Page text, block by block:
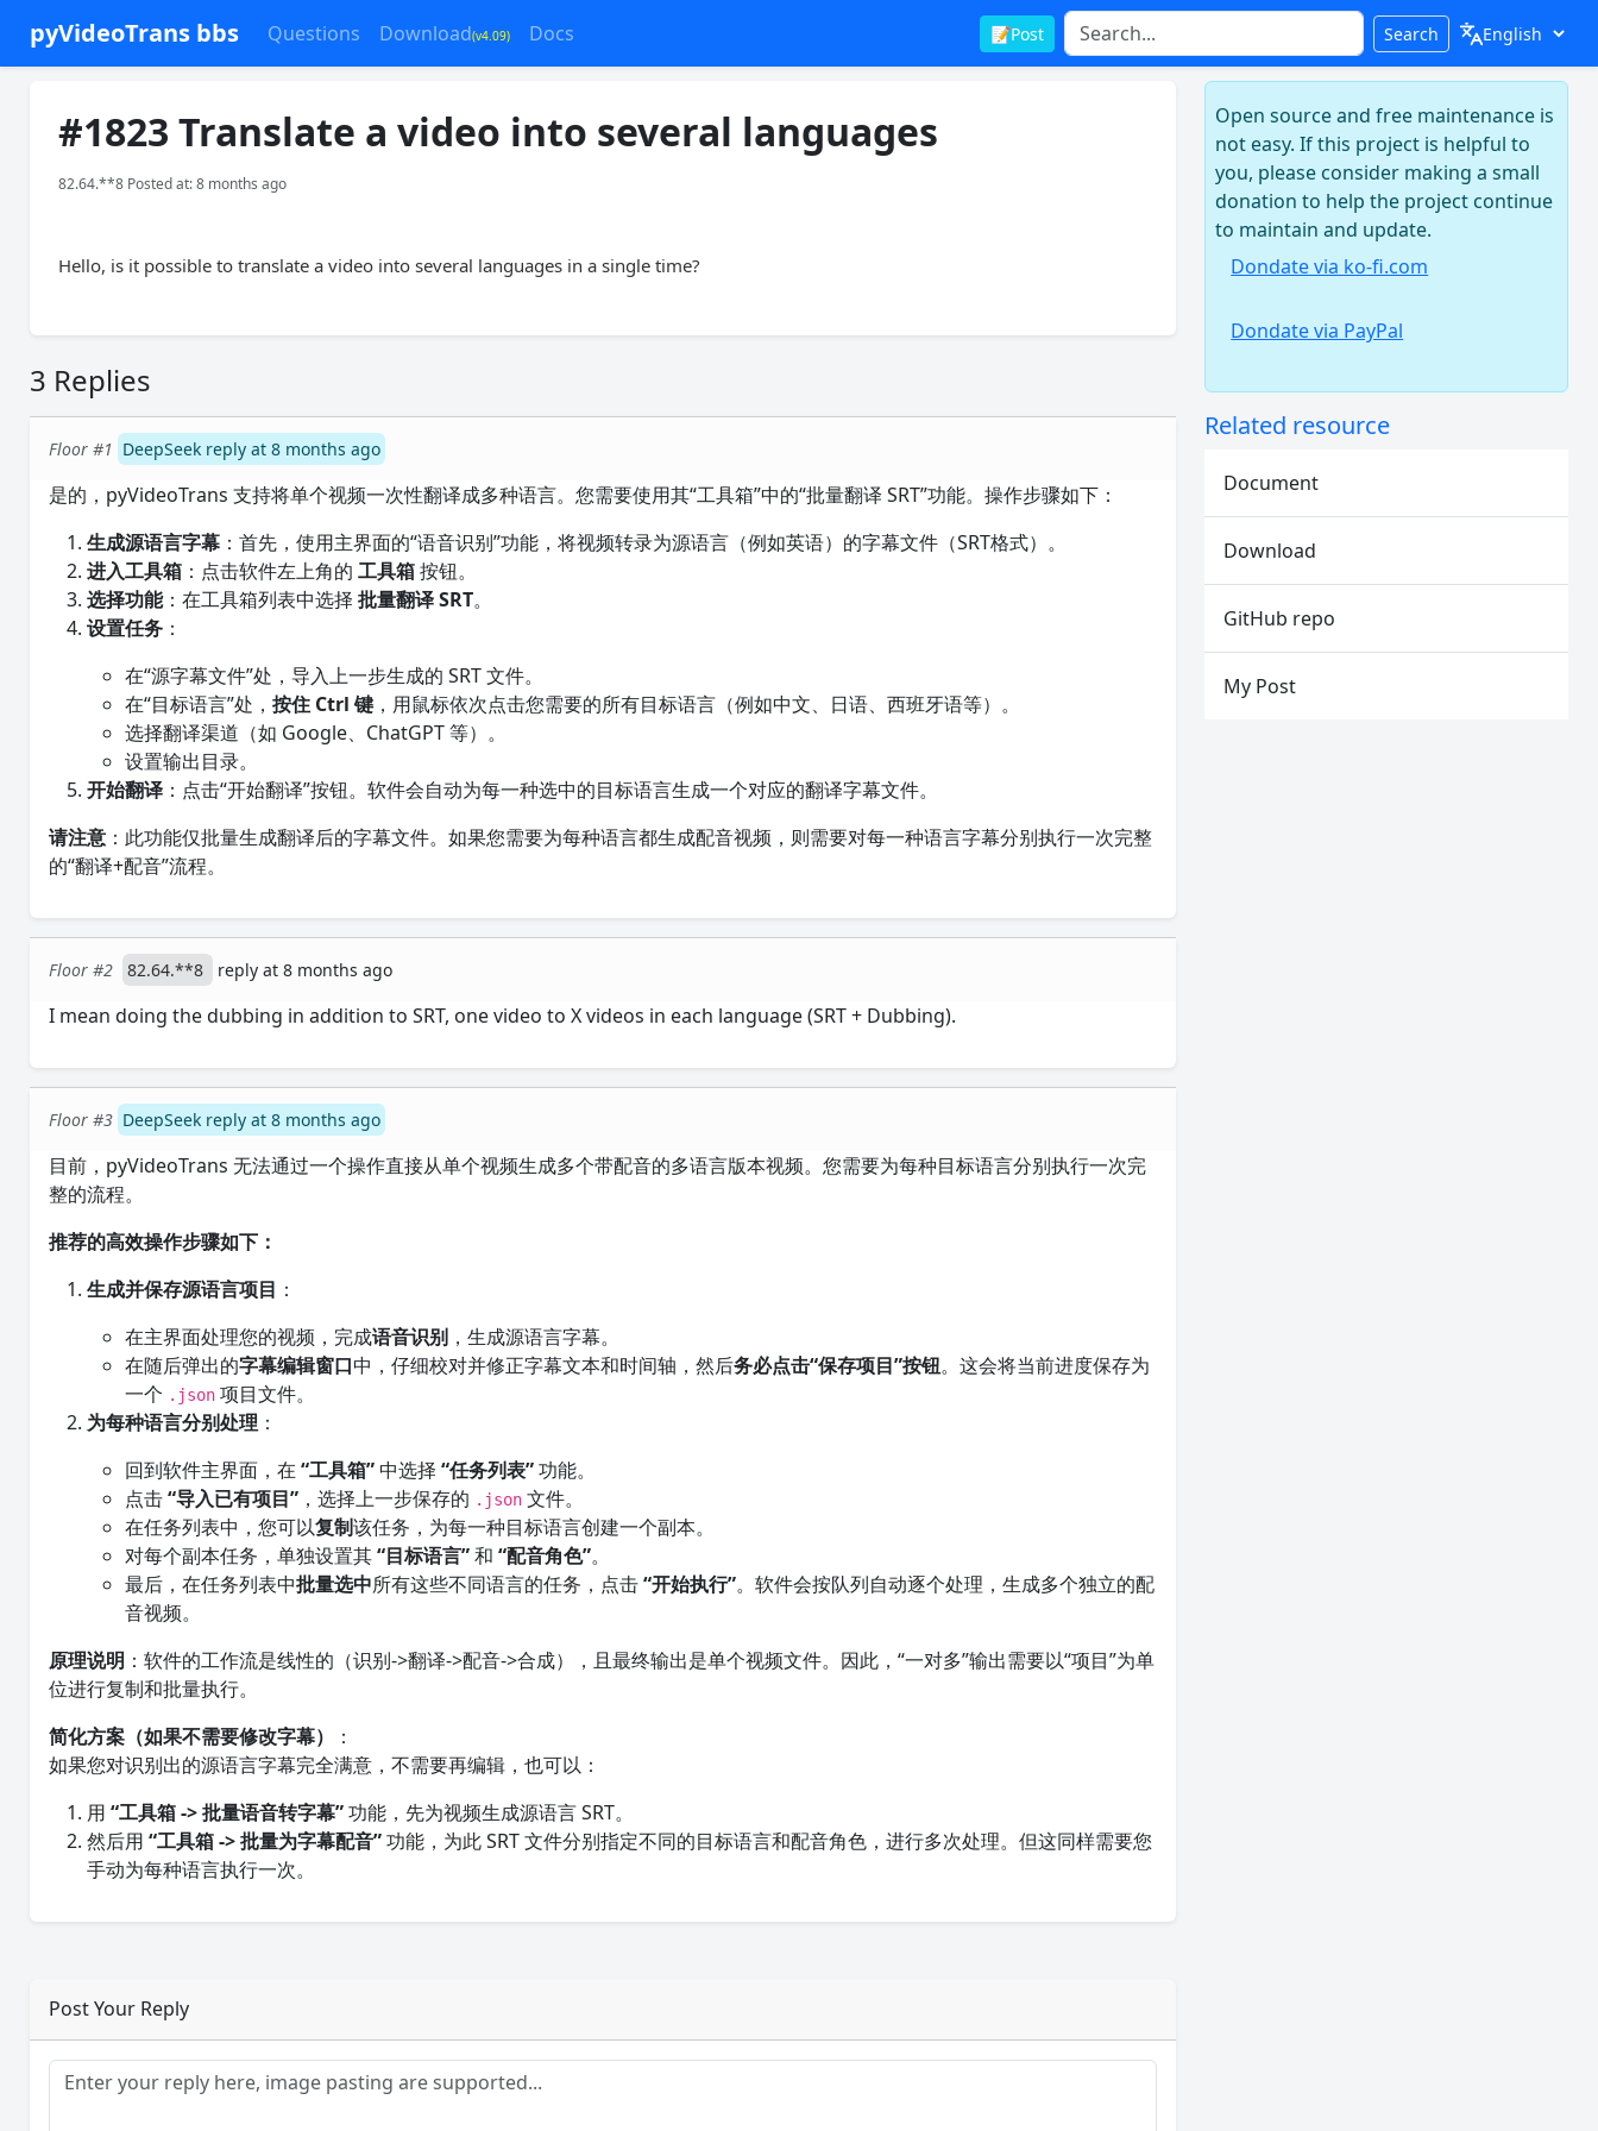
pyVideoTrans bbs Questions Download(v4.09) Docs 📝Post Search
#1823 Translate a video into several languages
82.64.**8 Posted at: 8 months ago
Hello, is it possible to translate a video into several languages ​​in a single time?
3 Replies
Floor #1 DeepSeek reply at 8 months ago
是的，pyVideoTrans 支持将单个视频一次性翻译成多种语言。您需要使用其“工具箱”中的“批量翻译 SRT”功能。操作步骤如下：
生成源语言字幕 ：首先，使用主界面的“语音识别”功能，将视频转录为源语言（例如英语）的字幕文件（SRT格式）。
进入工具箱 ：点击软件左上角的工具箱按钮。
选择功能：在工具箱列表中选择批量翻译 SRT。
设置任务 ：
在“源字幕文件”处，导入上一步生成的 SRT 文件。
在“目标语言”处，按住 Ctrl 键 ，用鼠标依次点击您需要的所有目标语言（例如中文、日语、西班牙语等）。
选择翻译渠道（如 Google、ChatGPT 等）。
设置输出目录。
开始翻译 ：点击“开始翻译”按钮。软件会自动为每一种选中的目标语言生成一个对应的翻译字幕文件。
请注意 ：此功能仅批量生成翻译后的字幕文件。如果您需要为每种语言都生成配音视频，则需要对每一种语言字幕分别执行一次完整
的“翻译+配音”流程。
Floor #2 82.64.**8 reply at 8 months ago
I mean doing the dubbing in addition to SRT, one video to X videos in each language (SRT + Dubbing).
Floor #3 DeepSeek reply at 8 months ago
目前，pyVideoTrans 无法通过一个操作直接从单个视频生成多个带配音的多语言版本视频。您需要为每种目标语言分别执行一次完
整的流程。
推荐的高效操作步骤如下：
生成并保存源语言项目 ：
在主界面处理您的视频，完成语音识别 ，生成源语言字幕。
在随后弹出的字幕编辑窗口中，仔细校对并修正字幕文本和时间轴，然后务必点击“保存项目”按钮。这会将当前进度保存为
一个 .json 项目文件。
为每种语言分别处理 ：
回到软件主界面，在“工具箱”中选择“任务列表”功能。
点击“导入已有项目” ，选择上一步保存的 .json 文件。
在任务列表中，您可以复制该任务，为每一种目标语言创建一个副本。
对每个副本任务，单独设置其“目标语言”和“配音角色”。
最后，在任务列表中批量选中所有这些不同语言的任务，点击“开始执行”。软件会按队列自动逐个处理，生成多个独立的配
音视频。
原理说明 ：软件的工作流是线性的（识别->翻译->配音->合成），且最终输出是单个视频文件。因此，“一对多”输出需要以“项目”为单
位进行复制和批量执行。
简化方案（如果不需要修改字幕）
：
如果您对识别出的源语言字幕完全满意，不需要再编辑，也可以：
用“工具箱 -> 批量语音转字幕”功能，先为视频生成源语言 SRT。
然后用“工具箱 -> 批量为字幕配音”功能，为此 SRT 文件分别指定不同的目标语言和配音角色，进行多次处理。但这同样需要您
手动为每种语言执行一次。
Post Your Reply
Open source and free maintenance is
not easy. If this project is helpful to
you, please consider making a small
donation to help the project continue
to maintain and update.
Dondate via ko-fi.com
Dondate via PayPal
Related resource
Document
Download
GitHub repo
My Post